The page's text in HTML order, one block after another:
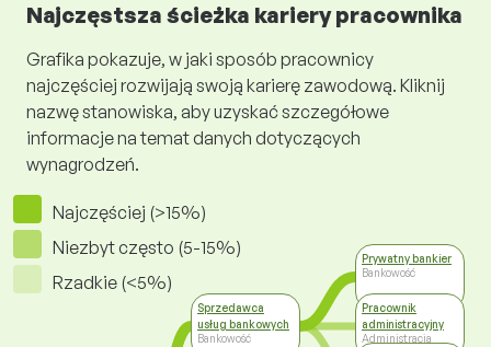
Najczęstsza ścieżka kariery pracownika
Grafika pokazuje, w jaki sposób pracownicy
najczęściej rozwijają swoją karierę zawodową. Kliknij
nazwę stanowiska, aby uzyskać szczegółowe
informacje na temat danych dotyczących
wynagrodzeń.
Najczęściej (>15%)
Niezbyt często (5-15%)
Rzadkie (<5%)
Sprzedawca
usług bankowych
Bankowość
Prywatny bankier
Bankowość
Pracownik
administracyjny
Administracja